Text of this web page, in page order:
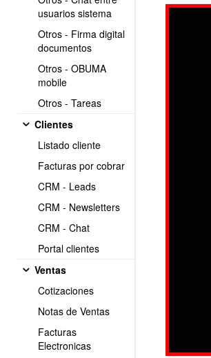
usuarios sistema
Otros - Firma digital
documentos
Otros - OBUMA
mobile
Otros - Tareas
Clientes
Listado cliente
Facturas por cobrar
CRM - Leads
CRM - Newsletters
CRM - Chat
Portal clientes
Ventas
Cotizaciones
Notas de Ventas
Facturas
Electronicas